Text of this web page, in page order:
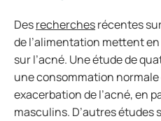
Desrecherchesrécentes
de l’alimentation mettent
sur l’acné. Une étude de
une consommation
exacerbation de l’acné, en
masculins. D’autres études